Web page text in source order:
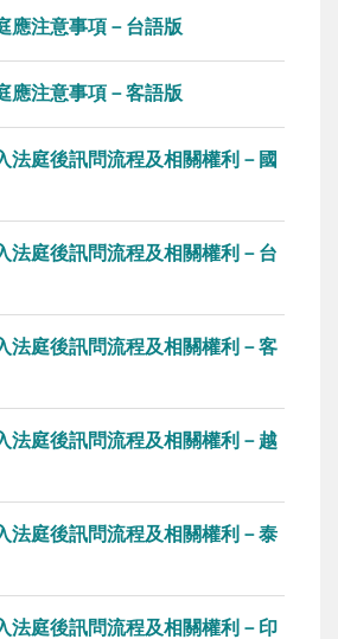
應注意事項－台語版
應注意事項－客語版
法庭後訊問流程及相關權利－國
法庭後訊問流程及相關權利－台
法庭後訊問流程及相關權利－客
法庭後訊問流程及相關權利－越
法庭後訊問流程及相關權利－泰
法庭後訊問流程及相關權利－印